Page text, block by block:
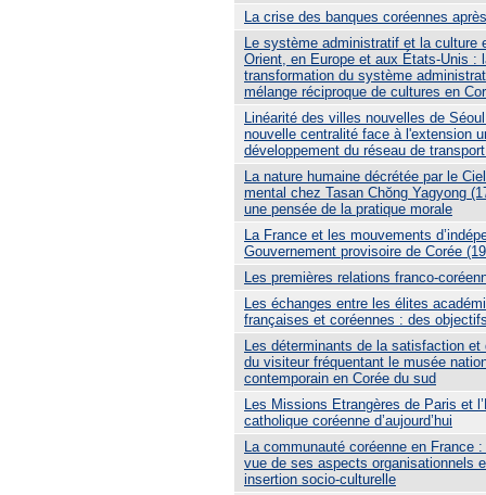
La crise des banques coréennes
Le système administratif et la culture
Orient, en Europe et aux États-Unis :
transformation du système
mélange réciproque de cultures en
Linéarité des villes nouvelles de
nouvelle centralité face à l'extension
développement du réseau de
La nature humaine décrétée par le
mental chez Tasan Chŏng Yagyong
une pensée de la pratique morale
La France et les mouvements
Gouvernement provisoire de Corée
Les premières relations franco-
Les échanges entre les élites
françaises et coréennes : des
Les déterminants de la satisfaction
du visiteur fréquentant le musée
contemporain en Corée du sud
Les Missions Etrangères de Paris et
catholique coréenne d’aujourd’hui
La communauté coréenne en France
vue de ses aspects organisationnels
insertion socio-culturelle